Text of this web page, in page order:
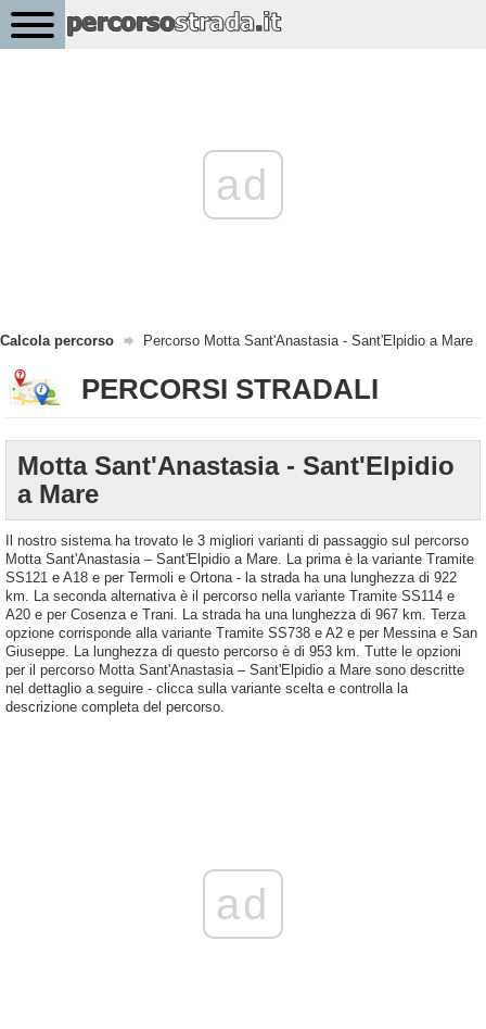
ad
Calcola percorso Percorso Motta Sant'Anastasia - Sant'Elpidio a Mare
PERCORSI STRADALI
Motta Sant'Anastasia - Sant'Elpidio
a Mare
Il nostro sistema ha trovato le 3 migliori varianti di passaggio sul percorso
Motta Sant'Anastasia – Sant'Elpidio a Mare. La prima è la variante Tramite
SS121 e A18 e per Termoli e Ortona - la strada ha una lunghezza di 922
km. La seconda alternativa è il percorso nella variante Tramite SS114 e
A20 e per Cosenza e Trani. La strada ha una lunghezza di 967 km. Terza
opzione corrisponde alla variante Tramite SS738 e A2 e per Messina e San
Giuseppe. La lunghezza di questo percorso è di 953 km. Tutte le opzioni
per il percorso Motta Sant'Anastasia – Sant'Elpidio a Mare sono descritte
nel dettaglio a seguire - clicca sulla variante scelta e controlla la
descrizione completa del percorso.
ad